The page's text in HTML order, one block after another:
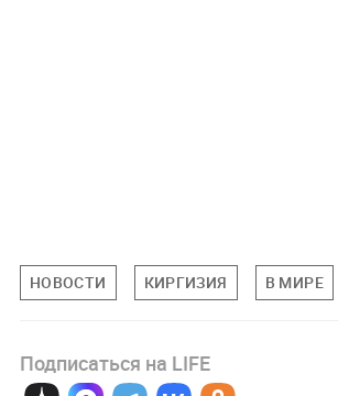
НОВОСТИ КИРГИЗИЯ В МИРЕ
Подписаться на LIFE